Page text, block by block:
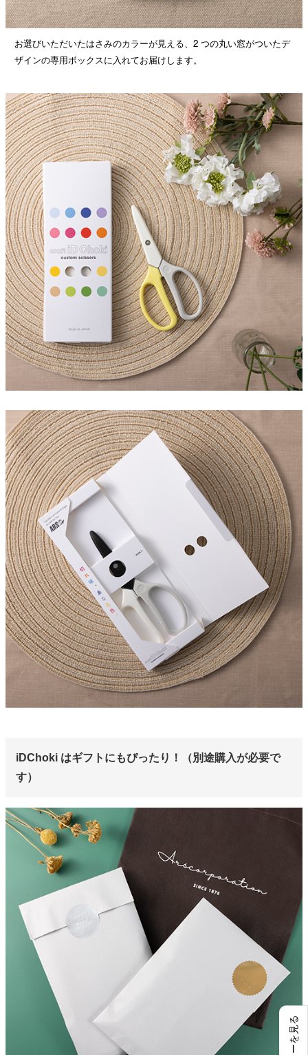
お選びいただいたはさみのカラーが見える、2 つの丸い窓がついたデ
ザインの専用ボックスに入れてお届けします。
iDChoki はギフトにもぴったり！（別途購入が必要で
す）